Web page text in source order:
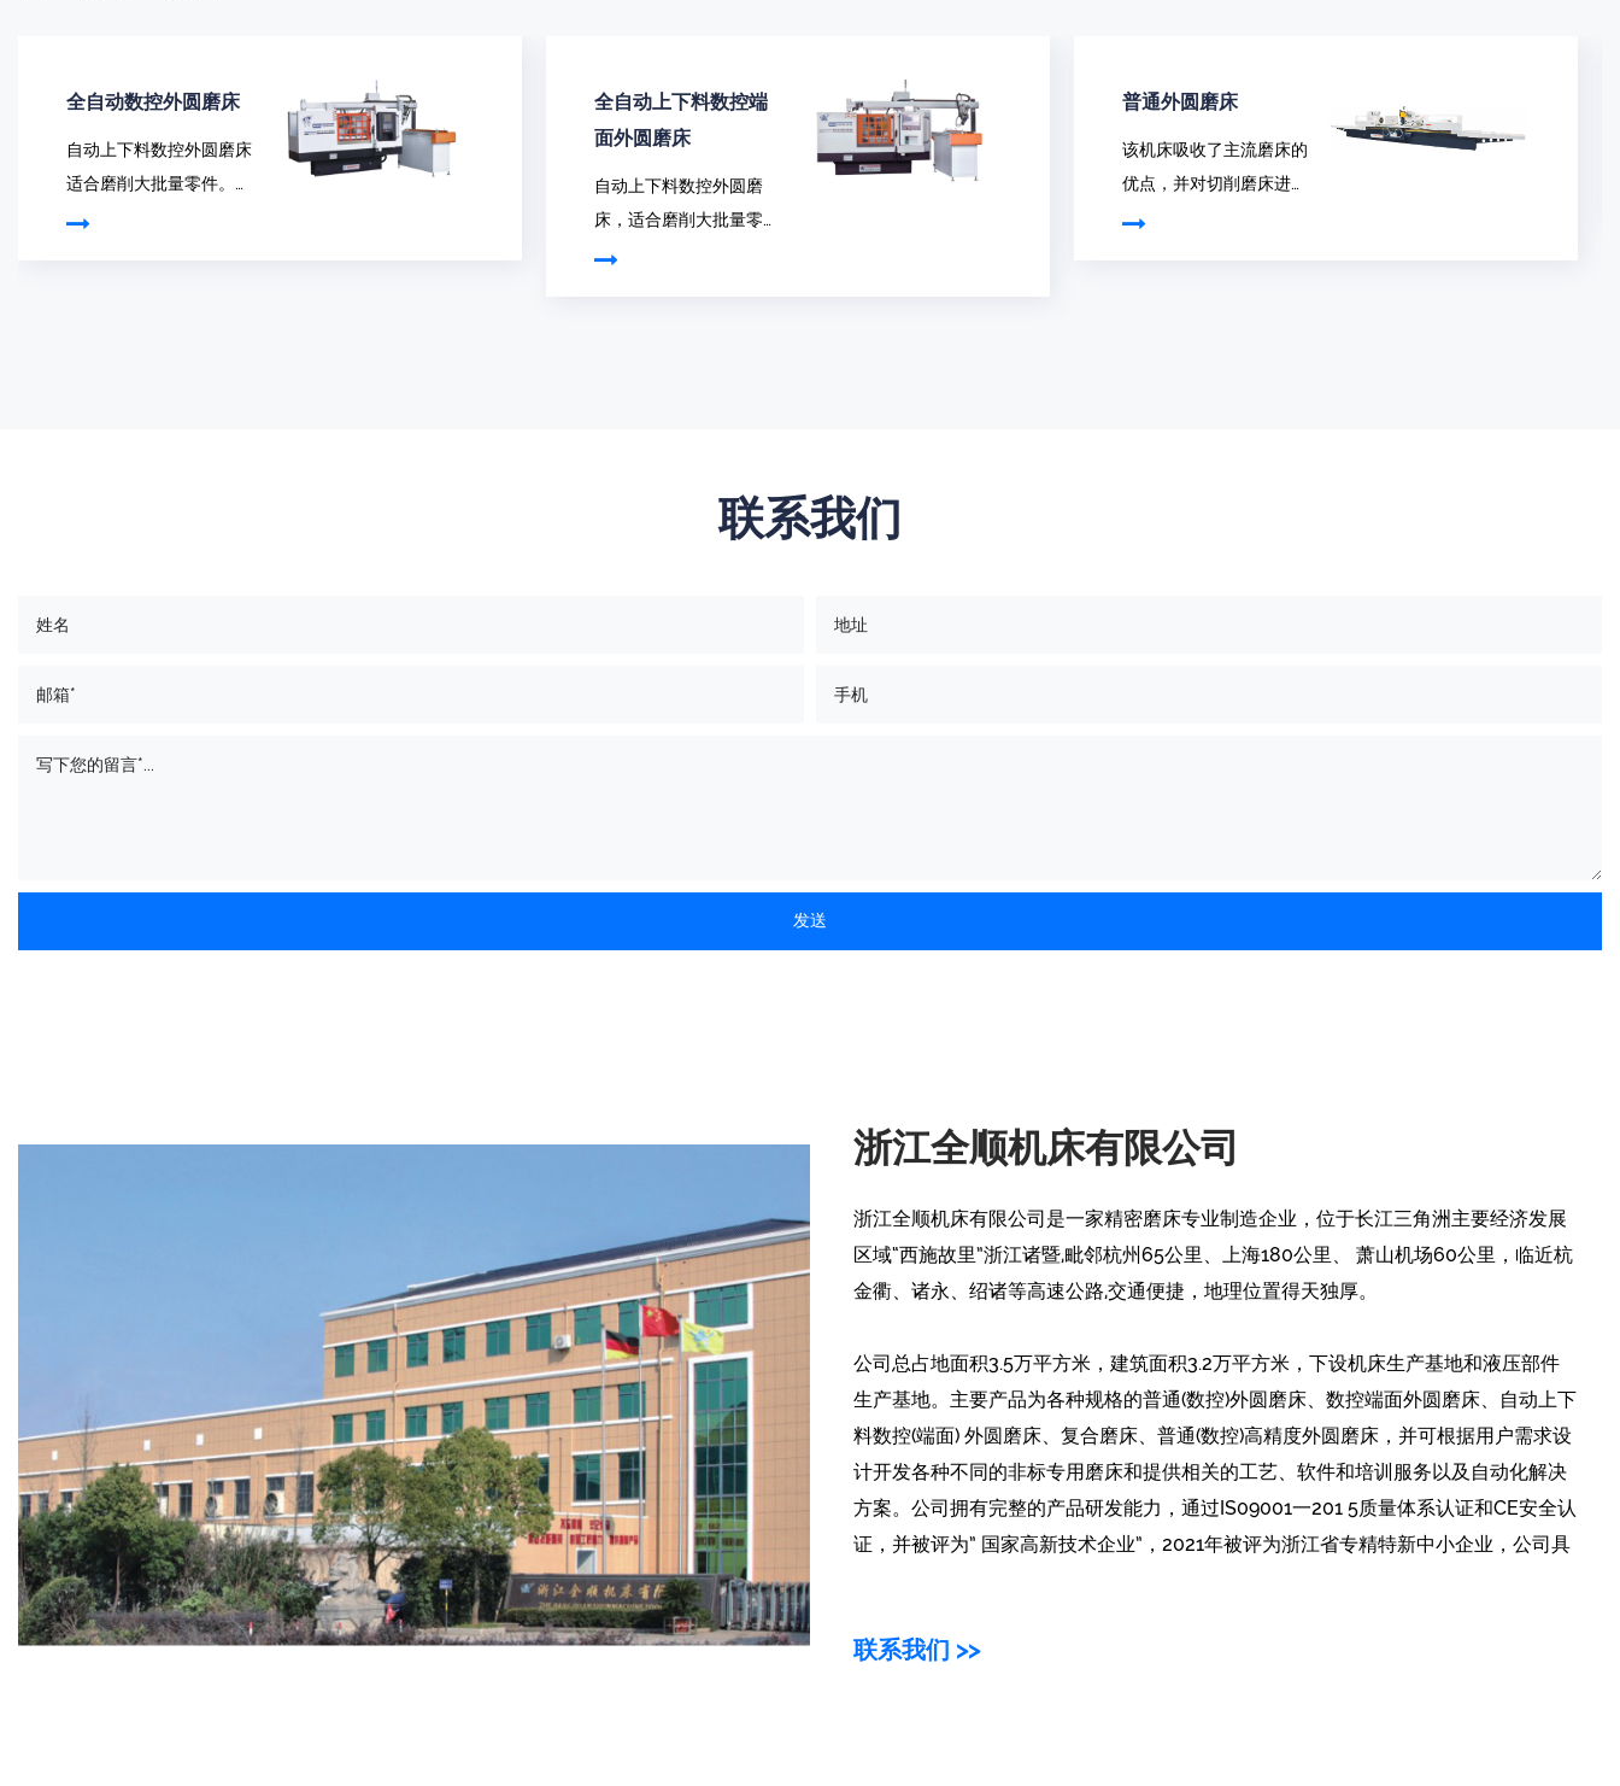
全自动上下料数控端
面外圆磨床
自动上下料数控外圆磨
普通外圆磨床
该机床吸收了主流磨床的
优点，并对切削磨床进行
了改进。重型磨床，切割
普通万能外圆磨床
联系我们
浙江全顺机床有限公司
浙江全顺机床有限公司是一家精密磨床专业制造企业，位于长江三角洲主要经济发展
区域“西施故里”浙江诸暨,毗邻杭州65公里、上海180公里、 萧山机场60公里，临近杭
金衢、诸永、绍诸等高速公路,交通便捷，地理位置得天独厚。
公司总占地面积3.5万平方米，建筑面积3.2万平方米，下设机床生产基地和液压部件
生产基地。主要产品为各种规格的普通(数控)外圆磨床、数控端面外圆磨床、自动上下
料数控(端面) 外圆磨床、复合磨床、普通(数控)高精度外圆磨床，并可根据用户需求设
计开发各种不同的非标专用磨床和提供相关的工艺、软件和培训服务以及自动化解决
方案。公司拥有完整的产品研发能力，通过IS09001一201 5质量体系认证和CE安全认
证，并被评为” 国家高新技术企业”，2021年被评为浙江省专精特新中小企业，公司具
国家和地区。
联系我们 >>